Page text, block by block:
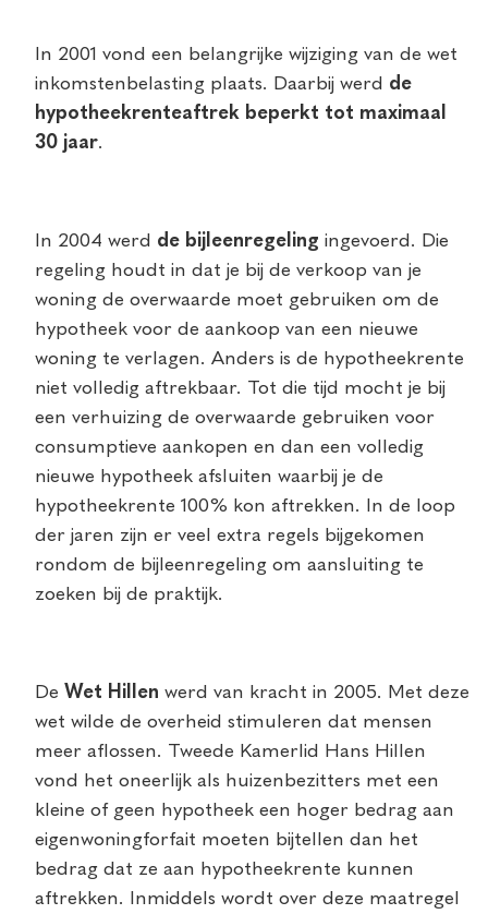
In 2001 vond een belangrijke wijziging van de wet
inkomstenbelasting plaats. Daarbij werd de
hypotheekrenteaftrek beperkt tot maximaal
30 jaar.
In 2004 werd de bijleenregeling ingevoerd. Die
regeling houdt in dat je bij de verkoop van je
woning de overwaarde moet gebruiken om de
hypotheek voor de aankoop van een nieuwe
woning te verlagen. Anders is de hypotheekrente
niet volledig aftrekbaar. Tot die tijd mocht je bij
een verhuizing de overwaarde gebruiken voor
consumptieve aankopen en dan een volledig
nieuwe hypotheek afsluiten waarbij je de
hypotheekrente 100% kon aftrekken. In de loop
der jaren zijn er veel extra regels bijgekomen
rondom de bijleenregeling om aansluiting te
zoeken bij de praktijk.
De Wet Hillen werd van kracht in 2005. Met deze
wet wilde de overheid stimuleren dat mensen
meer aflossen. Tweede Kamerlid Hans Hillen
vond het oneerlijk als huizenbezitters met een
kleine of geen hypotheek een hoger bedrag aan
eigenwoningforfait moeten bijtellen dan het
bedrag dat ze aan hypotheekrente kunnen
aftrekken. Inmiddels wordt over deze maatregel